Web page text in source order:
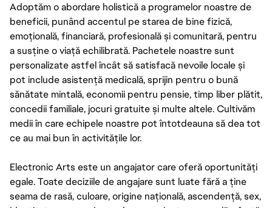
Adoptăm o abordare holistică a programelor noastre de
beneficii, punând accentul pe starea de bine fizică,
emoțională, financiară, profesională și comunitară, pentru
a susține o viață echilibrată. Pachetele noastre sunt
personalizate astfel încât să satisfacă nevoile locale și
pot include asistență medicală, sprijin pentru o bună
sănătate mintală, economii pentru pensie, timp liber plătit,
concedii familiale, jocuri gratuite și multe altele. Cultivăm
medii în care echipele noastre pot întotdeauna să dea tot
ce au mai bun în activitățile lor.
Electronic Arts este un angajator care oferă oportunități
egale. Toate deciziile de angajare sunt luate fără a ține
seama de rasă, culoare, origine națională, ascendență, sex,